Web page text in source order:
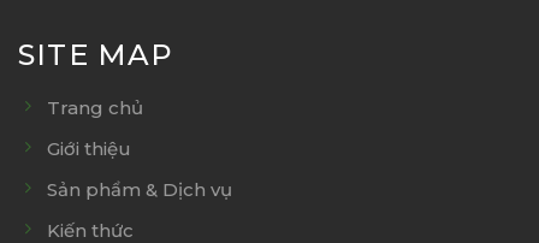
SITE MAP
Trang chủ
Giới thiệu
Sản phẩm & Dịch vụ
Kiến thức